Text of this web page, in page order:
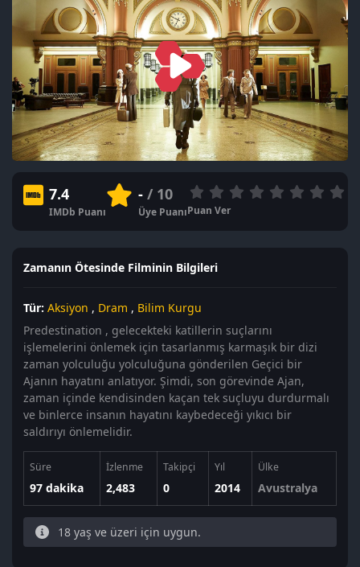
7.4
IMDb Puanı
-/ 10
Üye PuanıPuan Ver
Zamanın Ötesinde Filminin Bilgileri
Tür: Aksiyon , Dram , Bilim Kurgu
Predestination , gelecekteki katillerin suçlarını
işlemelerini önlemek için tasarlanmış karmaşık bir dizi
zaman yolculuğu yolculuğuna gönderilen Geçici bir
Ajanın hayatını anlatıyor. Şimdi, son görevinde Ajan,
zaman içinde kendisinden kaçan tek suçluyu durdurmalı
ve binlerce insanın hayatını kaybedeceği yıkıcı bir
saldırıyı önlemelidir.
Süre
97 dakika
İzlenme
2,483
Takipçi
0
Yıl
2014
Ülke
Avustralya
18 yaş ve üzeri için uygun.